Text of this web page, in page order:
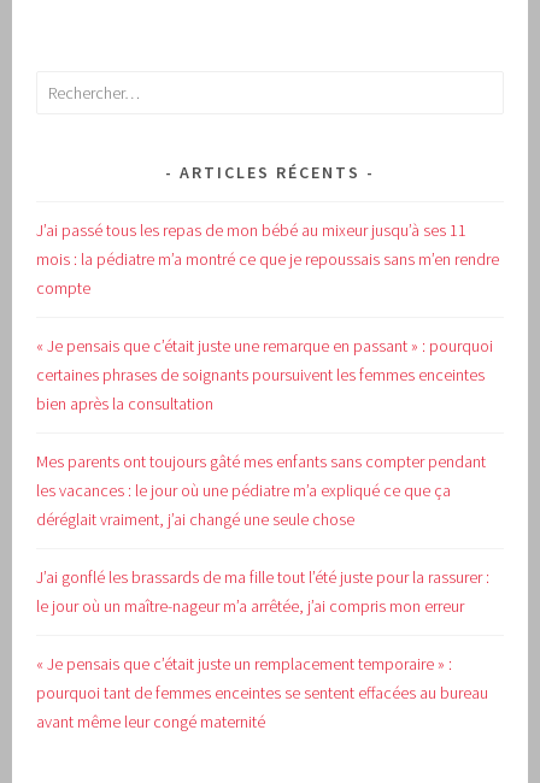
Rechercher :
ARTICLES RÉCENTS
J’ai passé tous les repas de mon bébé au mixeur jusqu’à ses 11
mois : la pédiatre m’a montré ce que je repoussais sans m’en rendre
compte
« Je pensais que c’était juste une remarque en passant » : pourquoi
certaines phrases de soignants poursuivent les femmes enceintes
bien après la consultation
Mes parents ont toujours gâté mes enfants sans compter pendant
les vacances : le jour où une pédiatre m’a expliqué ce que ça
déréglait vraiment, j’ai changé une seule chose
J’ai gonflé les brassards de ma fille tout l’été juste pour la rassurer :
le jour où un maître-nageur m’a arrêtée, j’ai compris mon erreur
« Je pensais que c’était juste un remplacement temporaire » :
pourquoi tant de femmes enceintes se sentent effacées au bureau
avant même leur congé maternité